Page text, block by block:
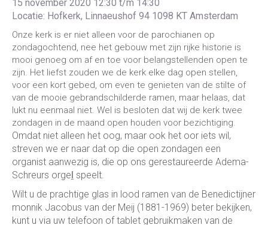
15 november 2020 12:30 t/m 14:30
Locatie: Hofkerk, Linnaeushof 94 1098 KT Amsterdam
Onze kerk is er niet alleen voor de parochianen op
zondagochtend, nee het gebouw met zijn rijke historie is
mooi genoeg om af en toe voor belangstellenden open te
zijn. Het liefst zouden we de kerk elke dag open stellen,
voor een kort gebed, om even te genieten van de stilte of
van de mooie gebrandschilderde ramen, maar helaas, dat
lukt nu eenmaal niet. Wel is besloten dat wij de kerk twee
zondagen in de maand open houden voor bezichtiging.
Omdat niet alleen het oog, maar ook het oor iets wil,
streven we er naar dat op die open zondagen een
organist aanwezig is, die op ons gerestaureerde Adema-
Schreurs orgel speelt.
Wilt u de prachtige glas in lood ramen van de Benedictijner
monnik Jacobus van der Meij (1881-1969) beter bekijken,
kunt u via uw telefoon of tablet gebruikmaken van de